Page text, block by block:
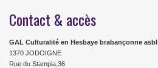
Contact & accès
GAL Culturalité en Hesbaye brabançonne asbl
1370 JODOIGNE
Rue du Stampia,36